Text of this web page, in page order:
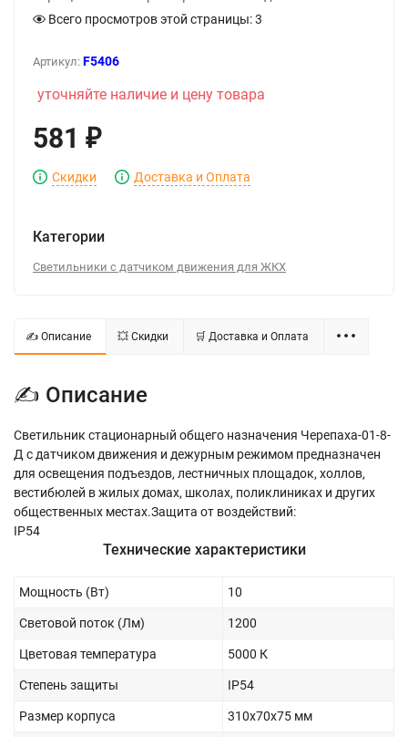
Всего просмотров этой страницы:3
Артикул: F5406
уточняйте наличие и цену товара
581 ₽
Скидки Доставка и Оплата
Категории
Светильники с датчиком движения для ЖКХ
✍ Описание 💥 Скидки 🛒 Доставка и Оплата
✍ Описание
Светильник стационарный общего назначения Черепаха-01-8-
Д с датчиком движения и дежурным режимом предназначен
для освещения подъездов, лестничных площадок, холлов,
вестибюлей в жилых домах, школах, поликлиниках и других
общественных местах.Защита от воздействий:
IP54
Технические характеристики
Мощность (Вт) 10
Световой поток (Лм) 1200
Цветовая температура 5000 К
Степень защиты IP54
Размер корпуса 310х70х75 мм